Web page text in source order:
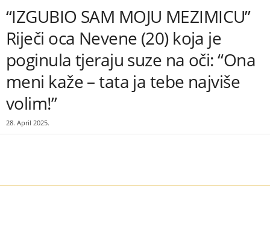
“IZGUBIO SAM MOJU MEZIMICU”
Riječi oca Nevene (20) koja je
poginula tjeraju suze na oči: “Ona
meni kaže – tata ja tebe najviše
volim!”
28. April 2025.